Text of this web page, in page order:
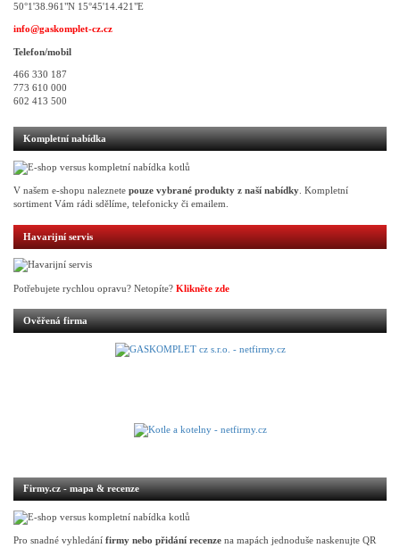
50°1'38.961"N 15°45'14.421"E
info@gaskomplet-cz.cz
Telefon/mobil
466 330 187
773 610 000
602 413 500
Kompletní nabídka
V našem e-shopu naleznete pouze vybrané produkty z naší nabídky . Kompletní
sortiment Vám rádi sdělíme, telefonicky či emailem.
Havarijní servis
Potřebujete rychlou opravu? Netopíte? Klikněte zde
Ověřená firma
Firmy.cz - mapa & recenze
Pro snadné vyhledání firmy nebo přidání recenze na mapách jednoduše naskenujte QR